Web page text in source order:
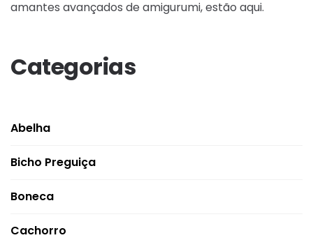
amantes avançados de amigurumi, estão aqui.
Categorias
Abelha
Bicho Preguiça
Boneca
Cachorro